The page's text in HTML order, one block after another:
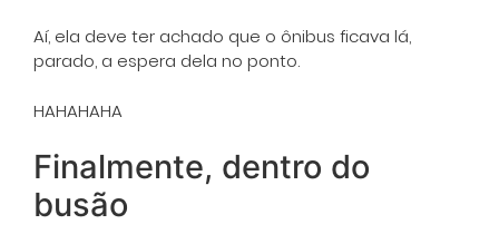
Aí, ela deve ter achado que o ônibus ficava lá,
parado, a espera dela no ponto.
HAHAHAHA
Finalmente, dentro do
busão